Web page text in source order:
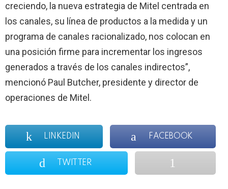
creciendo, la nueva estrategia de Mitel centrada en
los canales, su línea de productos a la medida y un
programa de canales racionalizado, nos colocan en
una posición firme para incrementar los ingresos
generados a través de los canales indirectos”,
mencionó Paul Butcher, presidente y director de
operaciones de Mitel.
LINKEDIN FACEBOOK
TWITTER